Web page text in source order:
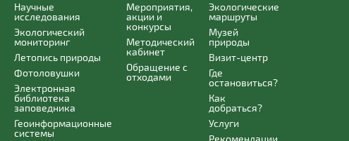
Научные
исследования
Экологический
мониторинг
Летопись природы
Фотоловушки
Электронная
библиотека
заповедника
Геоинформационные
системы
Мероприятия,
акции и
конкурсы
Методический
кабинет
Обращение с
отходами
Экологические
маршруты
Музей
природы
Визит-центр
Где
остановиться?
Как
добраться?
Услуги
Рекомендации